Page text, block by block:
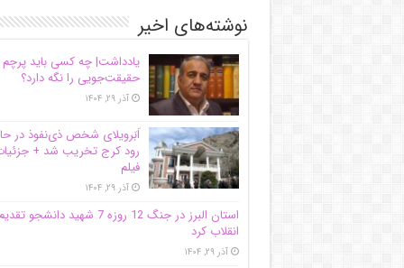
نوشته‌های اخیر
یادداشت| ‌چه کسی باید پرچم
حقیقت‌جویی را نگه دارد؟
آذر ۲۹, ۱۴۰۴
اَبَر‌ویلای شخص ذی‌نفوذ در
رود کرج تخریب شد +
فیلم
آذر ۲۹, ۱۴۰۴
استان البرز در جنگ 12 روزه 7 شهید دانشجو
انقلاب کرد
آذر ۲۹, ۱۴۰۴